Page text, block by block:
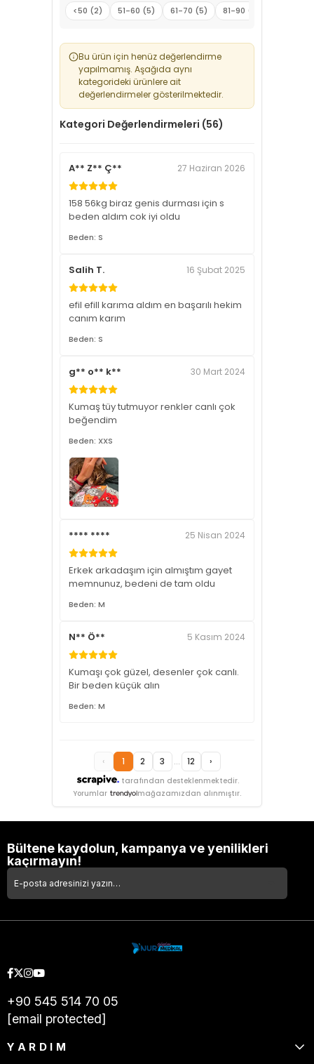
<50 (2)
51-60 (5) 61-70 (5) 81-90 (2)
Bu ürün için henüz değerlendirme
yapılmamış. Aşağıda aynı
kategorideki ürünlere ait
değerlendirmeler gösterilmektedir.
Kategori Değerlendirmeleri (56)
A** Z** Ç** 27 Haziran 2026
158 56kg biraz genis durması için s
beden aldım cok iyi oldu
Beden: S
Salih T. 16 Şubat 2025
efil efill karıma aldım en başarılı hekim
canım karım
Beden: S
g** o** k** 30 Mart 2024
Kumaş tüy tutmuyor renkler canlı çok
beğendim
Beden: XXS
**** **** 25 Nisan 2024
Erkek arkadaşım için almıştım gayet
memnunuz, bedeni de tam oldu
Beden: M
N** Ö** 5 Kasım 2024
Kumaşı çok güzel, desenler çok canlı.
Bir beden küçük alın
Beden: M
tarafından desteklenmektedir.
‹ 1 2 3 ... 12 ›
Yorumlar mağazamızdan alınmıştır.
Bültene kaydolun, kampanya ve yenilikleri
kaçırmayın!
+90 545 514 70 05
[email protected]
YARDIM